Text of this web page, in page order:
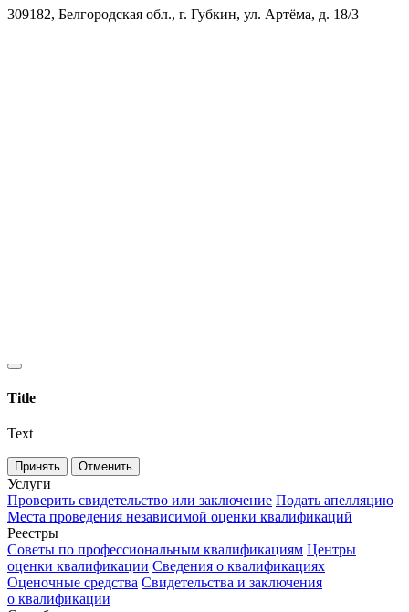
309182, Белгородская обл., г. Губкин, ул. Артёма, д. 18/3
Title
Text
Принять Отменить
Услуги
Проверить свидетельство или заключение Подать апелляцию
Места проведения независимой оценки квалификаций
Реестры
Советы по профессиональным квалификациям Центры
оценки квалификации Сведения о квалификациях
Оценочные средства Свидетельства и заключения
о квалификации